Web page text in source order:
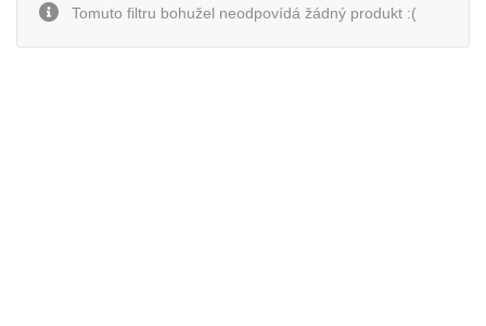
Tomuto filtru bohužel neodpovídá žádný produkt :(